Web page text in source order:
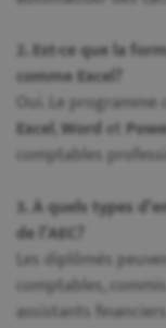
2. Est-ce que la
comme Excel?
Oui. Le
Excel Word et
comptables
3. À quels types
de l’AEC?
Les diplômés
comptables,
assistants